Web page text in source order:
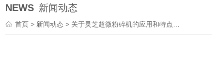
NEWS 新闻动态
首页 > 新闻动态 > 关于灵芝超微粉碎机的应用和特点，你了解多少？